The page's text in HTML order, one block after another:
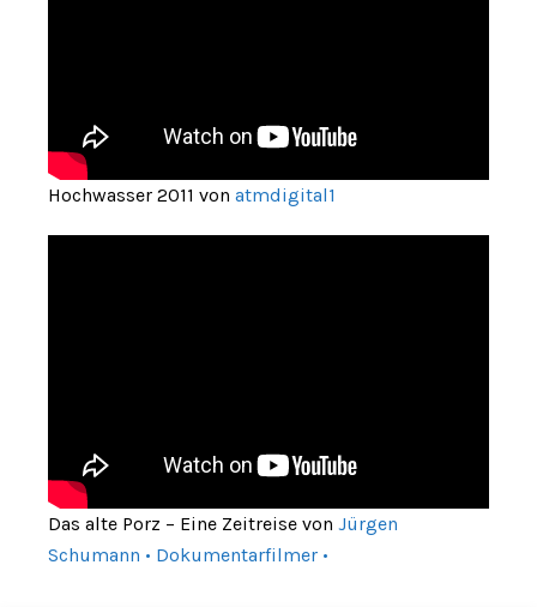
Hochwasser 2011 von atmdigital1
Das alte Porz – Eine Zeitreise von Jürgen
Schumann • Dokumentarfilmer •